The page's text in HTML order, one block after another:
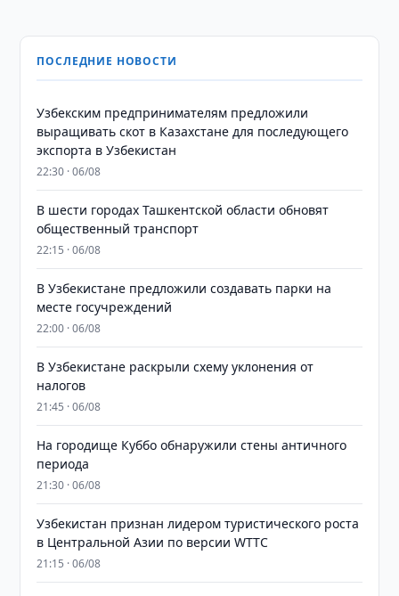
ПОСЛЕДНИЕ НОВОСТИ
Узбекским предпринимателям предложили
выращивать скот в Казахстане для последующего
экспорта в Узбекистан
22:30 · 06/08
В шести городах Ташкентской области обновят
общественный транспорт
22:15 · 06/08
В Узбекистане предложили создавать парки на
месте госучреждений
22:00 · 06/08
В Узбекистане раскрыли схему уклонения от
налогов
21:45 · 06/08
На городище Куббо обнаружили стены античного
периода
21:30 · 06/08
Узбекистан признан лидером туристического роста
в Центральной Азии по версии WTTC
21:15 · 06/08